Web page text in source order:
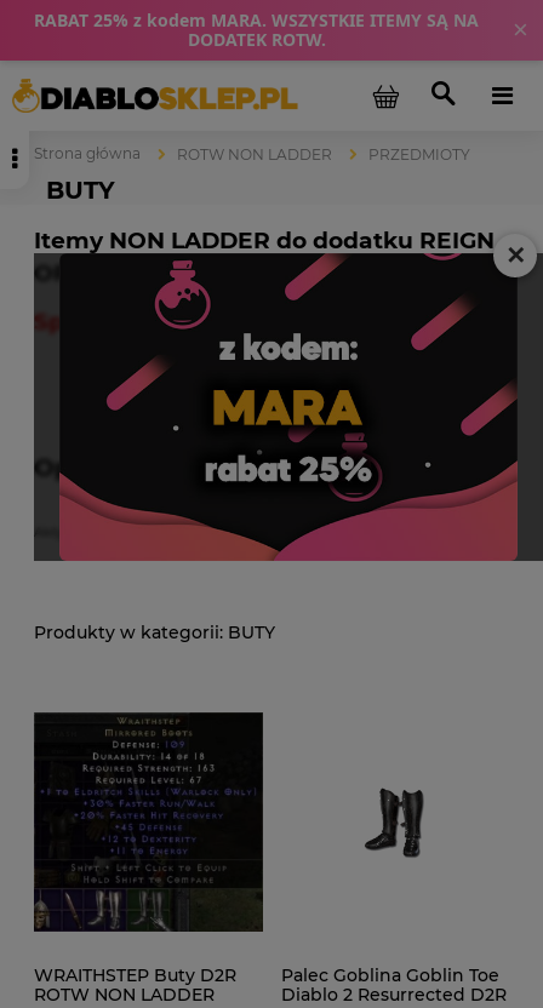
RABAT 25% z kodem MARA. WSZYSTKIE ITEMY SĄ NA
DODATEK ROTW.
×
Strona główna ROTW NON LADDER PRZEDMIOTY
BUTY
✕
Opcje przeglądania
+
Itemy NON LADDER do dodatku REIGN
OF THE WARLOCK.
Sprawdź informacje o dodatku! (klik)
BUTY
WRAITHSTEP Buty D2R
ROTW NON LADDER
Palec Goblina Goblin Toe
Diablo 2 Resurrected D2R